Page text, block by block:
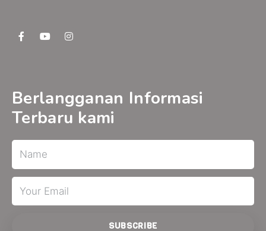
F
a
k
-
f
Y
o
I
n
a
m
Berlangganan Informasi
Terbaru kami
Name
Email
SUBSCRIBE